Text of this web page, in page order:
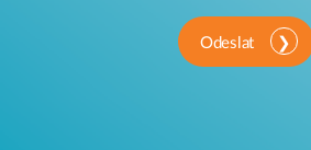
Odeslat